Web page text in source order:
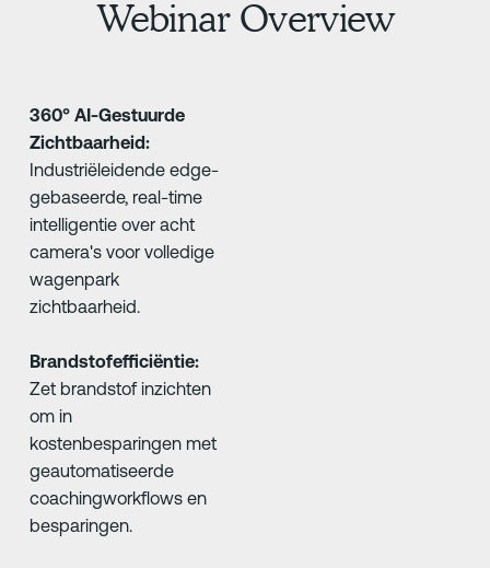
Webinar Overview
360° AI-Gestuurde
Zichtbaarheid:
Industriëleidende edge-
gebaseerde, real-time
intelligentie over acht
camera's voor volledige
wagenpark
zichtbaarheid.
Brandstofefficiëntie:
Zet brandstof inzichten
om in
kostenbesparingen met
geautomatiseerde
coachingworkflows en
besparingen.